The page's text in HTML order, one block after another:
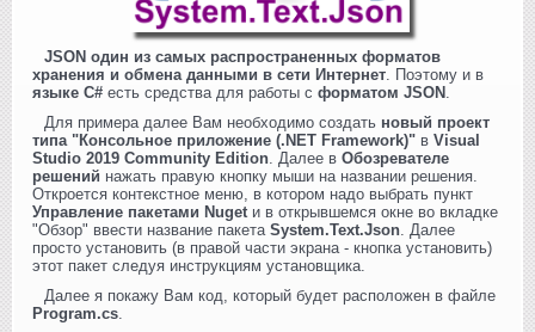
JSON один из самых распространенных форматов
хранения и обмена данными в сети Интернет . Поэтому и в
языке C# есть средства для работы с форматом JSON
Для примера далее Вам необходимо создать новый проект
типа "Консольное приложение (.NET Framework)" в Visual
Studio 2019 Community Edition . Далее в Обозревателе
решений нажать правую кнопку мыши на названии решения.
Откроется контекстное меню, в котором надо выбрать пункт
Управление пакетами Nuget и в открывшемся окне во вкладке
"Обзор" ввести название пакета System.Text.Json . Далее
просто установить (в правой части экрана - кнопка установить)
этот пакет следуя инструкциям установщика.
Далее я покажу Вам код, который будет расположен в файле
Program.cs